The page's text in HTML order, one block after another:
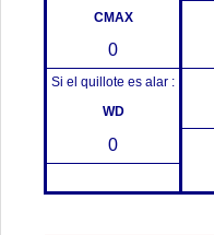
CMAX
0
Si el quillote es alar :
WD
0